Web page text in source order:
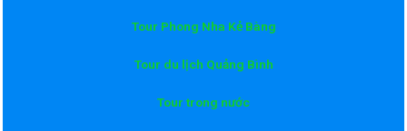
Tour Phong Nha Kẻ Bàng
Tour du lịch Quảng Bình
Tour trong nước